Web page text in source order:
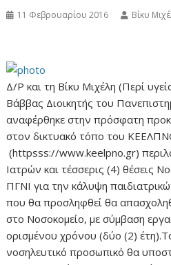
11 Φεβρουαρίου 2016 Βίκυ
Δ/Ρ και τη Βίκυ Μιχέλη (Περί
Βάββας Διοικητής του
αναφέρθηκε στην πρόσφατη
στον δικτυακό τόπο του
(httpsss://www.keelpno.gr)
Ιατρών και τέσσερις (4) θέσεις
ΠΓΝΙ για την κάλυψη
που θα προσληφθεί θα
στο Νοσοκομείο, με σύμβαση
ορισμένου χρόνου (δύο (2)
νοσηλευτικό προσωπικό θα